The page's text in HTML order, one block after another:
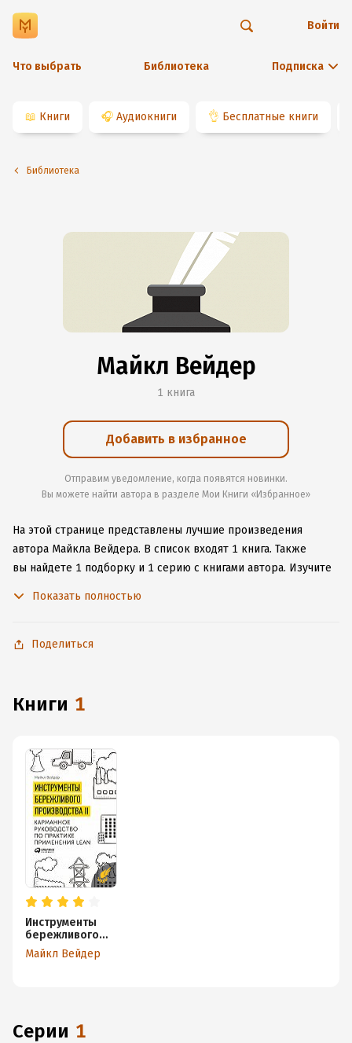
Что выбрать Библиотека Подписка
Войти
📖 Книги 🎧 Аудиокниги 👌 Бесплатные книги
Библиотека
Майкл Вейдер
1 книга
Добавить в избранное
Отправим уведомление, когда появятся новинки.
Вы можете найти автора в разделе Мои Книги «Избранное»
На этой странице представлены лучшие произведения
автора Майкла Вейдера. В список входят 1 книга. Также
вы найдете 1 подборку и 1 серию с книгами автора. Изучите
чтобы не расставаться с любимыми произведениями даже
Показать полностью
Поделиться
книги 1
Инструменты
бережливого
производства II:
Карманное
Майкл Вейдер
Серии 1